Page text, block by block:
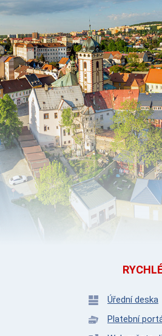
Úřední deska
Platební